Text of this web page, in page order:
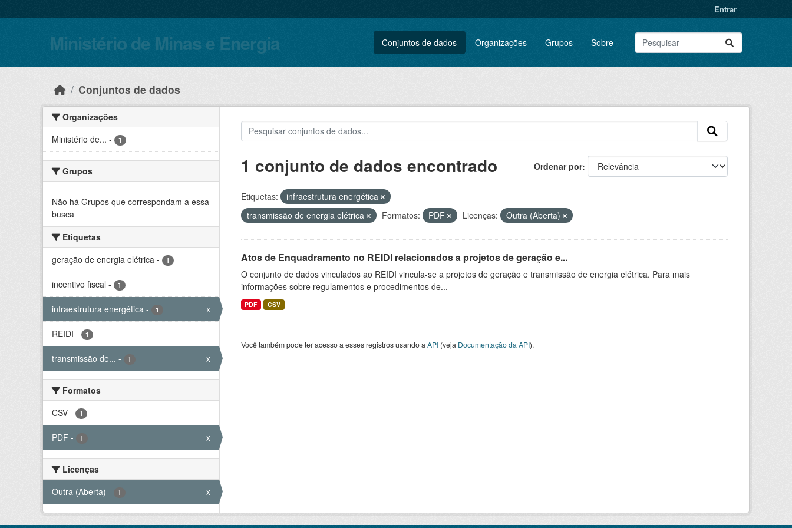
Entrar
Ministério de Minas e Energia Conjuntos de dados Organizações Grupos Sobre
Conjuntos de dados
Organizações
Ministério de... - 1
Grupos
Não há Grupos que correspondam a essa
busca
Etiquetas
geração de energia elétrica - 1
incentivo fiscal - 1
infraestrutura energética - 1 x
REIDI - 1
transmissão de... - 1 x
Formatos
CSV - 1
PDF - 1 x
Licenças
Outra (Aberta) - 1 x
Ordenar por
1 conjunto de dados encontrado
Etiquetas:
infraestrutura energética
transmissão de energia elétrica
Formatos: PDF Licenças: Outra (Aberta)
Atos de Enquadramento no REIDI relacionados a projetos de geração e...
O conjunto de dados vinculados ao REIDI vincula-se a projetos de geração e transmissão de energia elétrica. Para mais
informações sobre regulamentos e procedimentos de...
PDF CSV
Você também pode ter acesso a esses registros usando a API(veja Documentação da API).